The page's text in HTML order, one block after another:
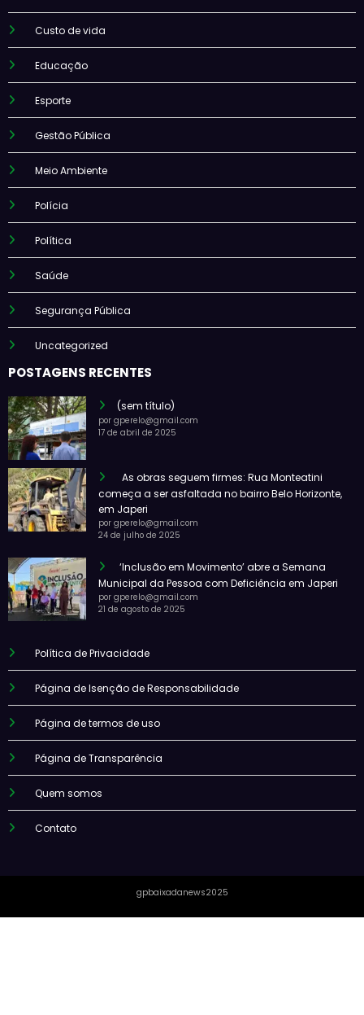
Custo de vida
Educação
Esporte
Gestão Pública
Meio Ambiente
Polícia
Política
Saúde
Segurança Pública
Uncategorized
POSTAGENS RECENTES
(sem título)
por gperelo@gmail.com
17 de abril de 2025
As obras seguem firmes: Rua Monteatini
começa a ser asfaltada no bairro Belo Horizonte,
em Japeri
por gperelo@gmail.com
24 de julho de 2025
‘Inclusão em Movimento’ abre a Semana
Municipal da Pessoa com Deficiência em Japeri
por gperelo@gmail.com
21 de agosto de 2025
Política de Privacidade
Página de Isenção de Responsabilidade
Página de termos de uso
Página de Transparência
Quem somos
Contato
gpbaixadanews2025